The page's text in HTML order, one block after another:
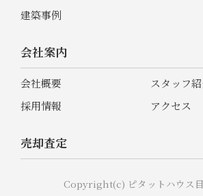
建築事例
会社案内
会社概要
スタッフ
採用情報
アクセス
売却査定
Copyright(c) ピタットハウス